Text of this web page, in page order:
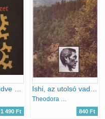
1 490 Ft
Theodora Kroeber
840 Ft